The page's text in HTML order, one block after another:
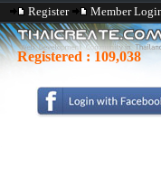
Register Member
Registered : 109,038